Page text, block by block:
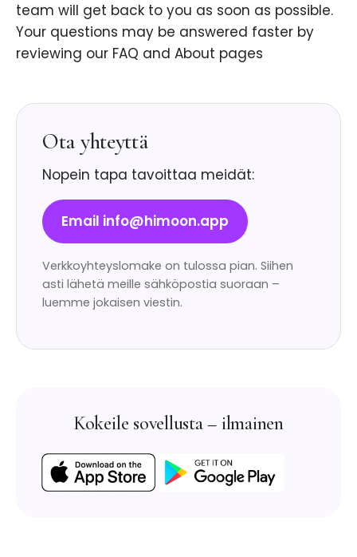
team will get back to you as soon as possible.
Your questions may be answered faster by
reviewing our FAQ and About pages
Ota yhteyttä
Nopein tapa tavoittaa meidät:
Email info@himoon.app
Verkkoyhteyslomake on tulossa pian. Siihen
asti lähetä meille sähköpostia suoraan –
luemme jokaisen viestin.
Kokeile sovellusta – ilmainen